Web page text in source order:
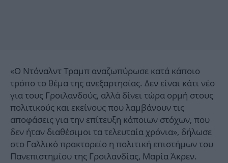
«Ο Ντόναλντ Τραμπ αναζωπύρωσε κατά κάποιο
τρόπο το θέμα της ανεξαρτησίας. Δεν είναι κάτι νέο
για τους Γροιλανδούς, αλλά δίνει τώρα ορμή στους
πολιτικούς και εκείνους που λαμβάνουν τις
αποφάσεις για την επίτευξη κάποιων στόχων, που
δεν ήταν διαθέσιμοι τα τελευταία χρόνια», δήλωσε
στο Γαλλικό πρακτορείο η πολιτική επιστήμων του
Πανεπιστημίου της Γροιλανδίας, Μαρία Άκρεν.